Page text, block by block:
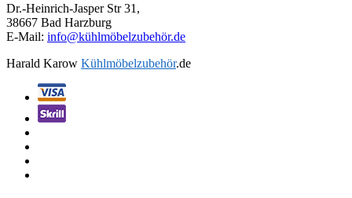
Dr.-Heinrich-Jasper Str 31,
38667 Bad Harzburg
E-Mail: info@kühlmöbelzubehör.de
Harald Karow Kühlmöbelzubehör.de